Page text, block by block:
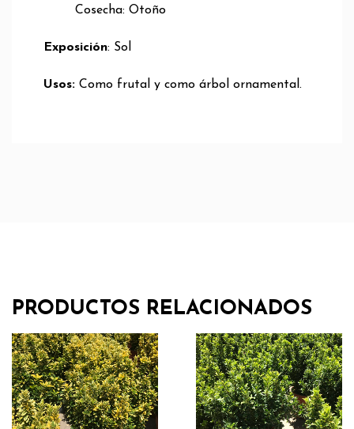
Cosecha: Otoño
Exposición: Sol
Usos: Como frutal y como árbol ornamental.
PRODUCTOS RELACIONADOS